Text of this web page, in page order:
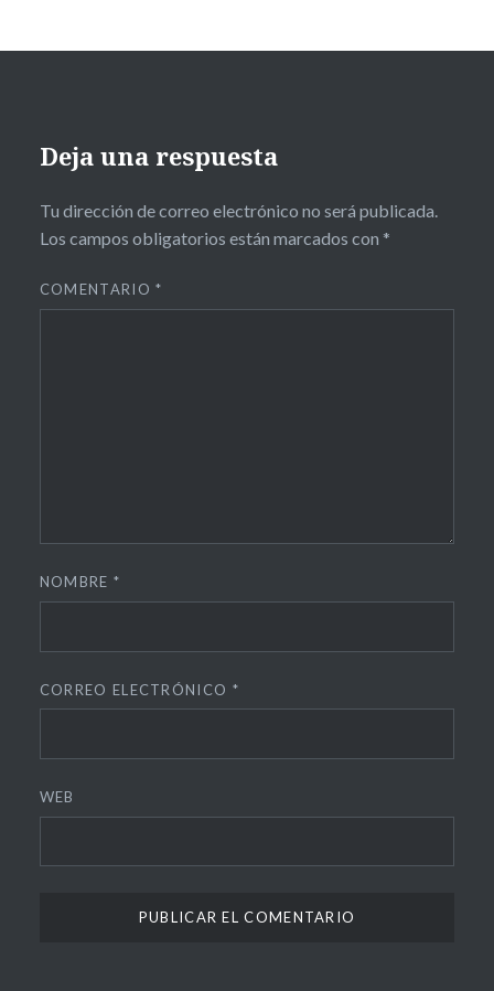
Deja una respuesta
Tu dirección de correo electrónico no será publicada.
Los campos obligatorios están marcados con *
COMENTARIO*
NOMBRE *
CORREO ELECTRÓNICO *
WEB